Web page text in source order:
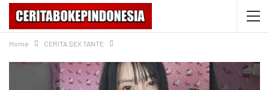
Home CERITA SEX TANTE